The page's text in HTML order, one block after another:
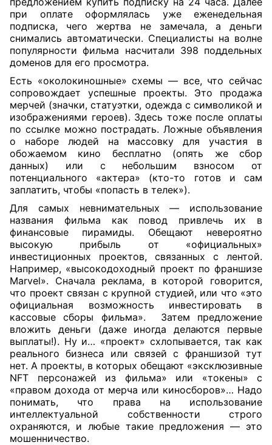
при оплате оформлялась уже еженедельная
подписка, чего жертва не замечала, а деньги
снимались автоматически. Специалисты на волне
популярности фильма насчитали 398 поддельных
доменов для его просмотра.
Есть «околокиношные» схемы — все, что сейчас
сопровождает успешные проекты. Это продажа
мерчей (значки, статуэтки, одежда с символикой и
изображениями героев). Здесь тоже после оплаты
по ссылке можно пострадать. Ложные объявления
о наборе людей на массовку для участия в
обожаемом кино бесплатно (опять же сбор
данных) или с небольшим взносом от
потенциального «актера» (кто-то готов и сам
заплатить, чтобы «попасть в телек»).
Для самых невнимательных — использование
названия фильма как повод привлечь их в
финансовые пирамиды. Обещают невероятно
высокую прибыль от «официальных»
инвестиционных проектов, связанных с лентой.
Например, «высокодоходный проект по франшизе
Marvel». Сначала реклама, в которой говорится,
что проект связан с крупной студией, или что «это
официальная возможность инвестировать в
кассовые сборы фильма». Затем предложение
вложить деньги (даже иногда делаются первые
выплаты!). Ну и… «проект» схлопывается, так как
реального бизнеса или связей с франшизой тут
нет. А проекты, в которых обещают «эксклюзивные
NFT персонажей из фильма» или «токены» с
«правом дохода от мерча или киносборов»… Надо
понимать, что права на использование
интеллектуальной собственности строго
охраняются, и любые такие предложения — это
мошенничество.